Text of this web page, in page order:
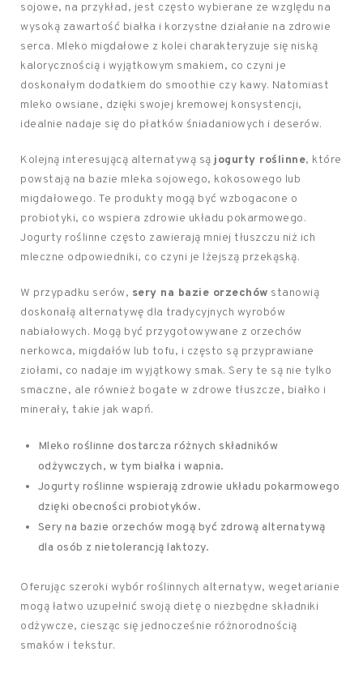
sojowe, na przykład, jest często wybierane ze względu na
wysoką zawartość białka i korzystne działanie na zdrowie
serca. Mleko migdałowe z kolei charakteryzuje się niską
kalorycznością i wyjątkowym smakiem, co czyni je
doskonałym dodatkiem do smoothie czy kawy. Natomiast
mleko owsiane, dzięki swojej kremowej konsystencji,
idealnie nadaje się do płatków śniadaniowych i deserów.
Kolejną interesującą alternatywą są jogurty roślinne, które
powstają na bazie mleka sojowego, kokosowego lub
migdałowego. Te produkty mogą być wzbogacone o
probiotyki, co wspiera zdrowie układu pokarmowego.
Jogurty roślinne często zawierają mniej tłuszczu niż ich
mleczne odpowiedniki, co czyni je lżejszą przekąską.
W przypadku serów, sery na bazie orzechów stanowią
doskonałą alternatywę dla tradycyjnych wyrobów
nabiałowych. Mogą być przygotowywane z orzechów
nerkowca, migdałów lub tofu, i często są przyprawiane
ziołami, co nadaje im wyjątkowy smak. Sery te są nie tylko
smaczne, ale również bogate w zdrowe tłuszcze, białko i
minerały, takie jak wapń.
Mleko roślinne dostarcza różnych składników
odżywczych, w tym białka i wapnia.
Jogurty roślinne wspierają zdrowie układu pokarmowego
dzięki obecności probiotyków.
Sery na bazie orzechów mogą być zdrową alternatywą
dla osób z nietolerancją laktozy.
Oferując szeroki wybór roślinnych alternatyw, wegetarianie
mogą łatwo uzupełnić swoją dietę o niezbędne składniki
odżywcze, ciesząc się jednocześnie różnorodnością
smaków i tekstur.